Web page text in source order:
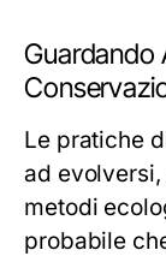
Guardando
Le pratiche
ad
metodi
probabile